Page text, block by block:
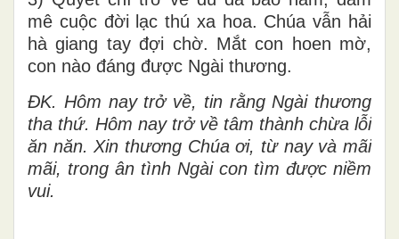
mê cuộc đời lạc thú xa hoa. Chúa vẫn hải
hà giang tay đợi chờ. Mắt con hoen mờ,
con nào đáng được Ngài thương.
ĐK. Hôm nay trở về, tin rằng Ngài thương
tha thứ. Hôm nay trở về tâm thành chừa lỗi
ăn năn. Xin thương Chúa ơi, từ nay và mãi
mãi, trong ân tình Ngài con tìm được niềm
vui.